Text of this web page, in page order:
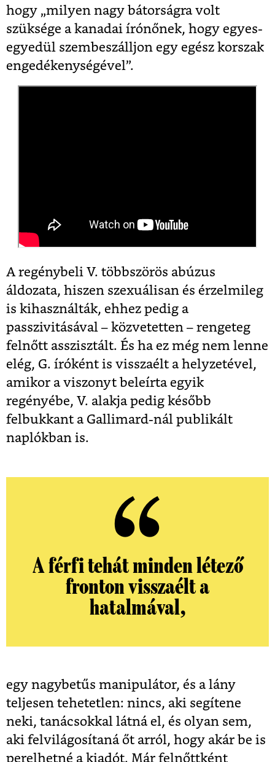
hogy „milyen nagy bátorságra volt
szüksége a kanadai írónőnek, hogy egyes-
egyedül szembeszálljon egy egész korszak
engedékenységével”.
A regénybeli V. többszörös abúzus
áldozata, hiszen szexuálisan és érzelmileg
is kihasználták, ehhez pedig a
passzivitásával – közvetetten – rengeteg
felnőtt asszisztált. És ha ez még nem lenne
elég, G. íróként is visszaélt a helyzetével,
amikor a viszonyt beleírta egyik
regényébe, V. alakja pedig később
felbukkant a Gallimard-nál publikált
naplókban is.
A férfi tehát minden létező
fronton visszaélt a
hatalmával,
egy nagybetűs manipulátor, és a lány
teljesen tehetetlen: nincs, aki segítene
neki, tanácsokkal látná el, és olyan sem,
aki felvilágosítaná őt arról, hogy akár be is
perelhetné a kiadót. Már felnőttként